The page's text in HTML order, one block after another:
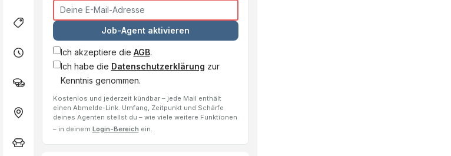
Job-Agent aktivieren
Ich akzeptiere die AGB.
Ich habe die Datenschutzerklärung zur
Kenntnis genommen.
Kostenlos und jederzeit kündbar – jede Mail enthält
einen Abmelde-Link. Umfang, Zeitpunkt und Schärfe
deines Agenten stellst du – wie viele weitere Funktionen
– in deinem Login-Bereich ein.